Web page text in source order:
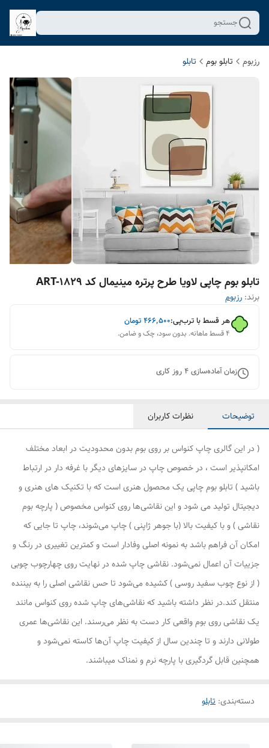
جستجو
رزبوم تابلو بوم تابلو
تابلو بوم چاپی لاویا طرح پرتره مینیمال کد ART-1829
برند: رزبوم
هر قسط با ترب‌پی:۴۶۶٬۵۰۰تومان
۴ قسط ماهانه. بدون سود، چک و ضامن.
زمان آماده‌سازی4روز کاری
توضیحات نظرات کاربران
( در این گالری چاپ کنواس بر روی بوم بدون محدودیت در ابعاد مختلف
امکانپذیر است ، در خصوص چاپ در سایزهای دیگر با غرفه دار در ارتباط
باشید ) تابلو بوم چاپی یک محصول هنری است که با تکنیک های هنری و
دیجیتال تولید می شود و این نقاشی‌ها روی کنواس مخصوص ( پارچه بوم
نقاشی ) و با کیفیت بالا (با جوهر ژاپنی ) چاپ می‌شوند، چاپ تا جایی که
امکان آن فراهم باشد به نمونه اصلی وفادار است و کمترین تغییری در رنگ و
جزییات آن اعمال نمی‌شود. نقاشی چاپ شده در نهایت روی چهارچوب چوبی
( از نوع چوب سفید روسی ) کشیده می‌شود تا حس نقاشی اصلی را به بیننده
منتقل کند.در نظر داشته باشید که نقاشی‌های چاپ شده روی کنواس مانند
یک نقاشی روی بوم واقعی کار دست به نظر می‌رسند. این نقاشی‌ها عمری
طولانی دارند و تا چندین سال از کیفیت چاپ آن‌ها کاسته نمی‌شود و
همچنین قابل گردگیری با پارچه نرم و نمناک میباشند.
دسته‌بندی: تابلو